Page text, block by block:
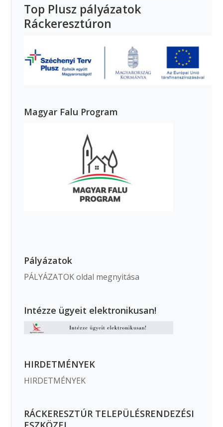
Top Plusz pályázatok
Ráckeresztúron
Magyar Falu Program
Pályázatok
PÁLYÁZATOK oldal megnyitása
Intézze ügyeit elektronikusan!
HIRDETMÉNYEK
HIRDETMÉNYEK
RÁCKERESZTÚR TELEPÜLÉSRENDEZÉSI